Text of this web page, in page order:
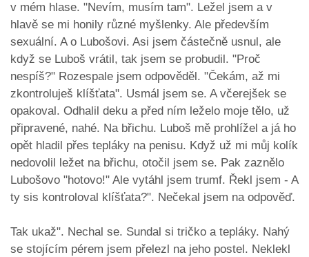
v mém hlase. "Nevím, musím tam". Ležel jsem a v
hlavě se mi honily různé myšlenky. Ale především
sexuální. A o Lubošovi. Asi jsem částečně usnul, ale
když se Luboš vrátil, tak jsem se probudil. "Proč
nespíš?" Rozespale jsem odpověděl. "Čekám, až mi
zkontroluješ klíšťata". Usmál jsem se. A včerejšek se
opakoval. Odhalil deku a před ním leželo moje tělo, už
připravené, nahé. Na břichu. Luboš mě prohlížel a já ho
opět hladil přes tepláky na penisu. Když už mi můj kolík
nedovolil ležet na břichu, otočil jsem se. Pak zaznělo
Lubošovo "hotovo!" Ale vytáhl jsem trumf. Řekl jsem - A
ty sis kontroloval klíšťata?". Nečekal jsem na odpověď.
Tak ukaž". Nechal se. Sundal si tričko a tepláky. Nahý
se stojícím pérem jsem přelezl na jeho postel. Neklekl